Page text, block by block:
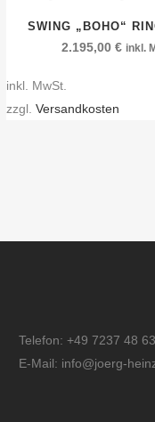
SWING „BOHO“
2.195,00€ inkl.
inkl. MwSt.
zzgl.Versandkosten
Telefon: +49 7237 48
E-Mail: info@joerg-